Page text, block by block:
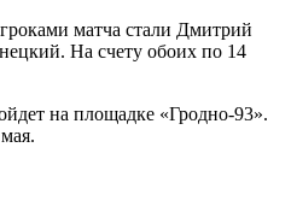
матча стали Дмитрий
На счету обоих по 14
на площадке «Гродно-93».